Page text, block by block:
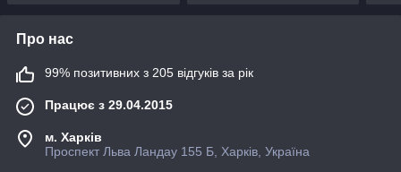
Про нас
99% позитивних з 205 відгуків за рік
Працює з 29.04.2015
м. Харків
Проспект Льва Ландау 155 Б, Харків, Україна